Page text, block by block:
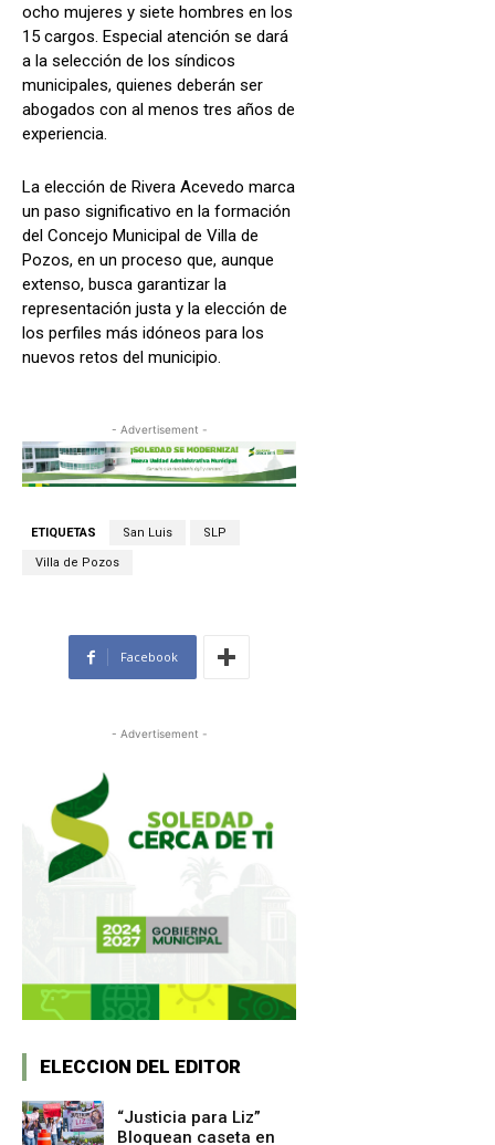
ocho mujeres y siete hombres en los
15 cargos. Especial atención se dará
a la selección de los síndicos
municipales, quienes deberán ser
abogados con al menos tres años de
experiencia.
La elección de Rivera Acevedo marca
un paso significativo en la formación
del Concejo Municipal de Villa de
Pozos, en un proceso que, aunque
extenso, busca garantizar la
representación justa y la elección de
los perfiles más idóneos para los
nuevos retos del municipio.
- Advertisement -
ETIQUETAS San Luis SLP
Villa de Pozos
Facebook
- Advertisement -
ELECCION DEL EDITOR
“Justicia para Liz”
Bloquean caseta en